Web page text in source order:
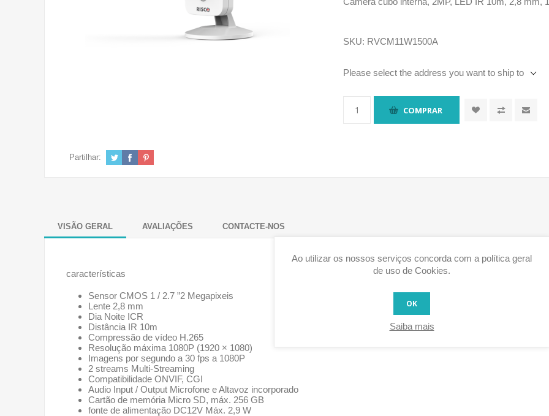
SKU: RVCM11W1500A
Please select the address you want to ship to
COMPRAR
Partilhar:
VISÃO GERAL AVALIAÇÕES CONTACTE-NOS
características
Sensor CMOS 1 / 2.7 ”2 Megapixeis
Lente 2,8 mm
Dia Noite ICR
Distância IR 10m
Compressão de vídeo H.265
Resolução máxima 1080P (1920 × 1080)
Imagens por segundo a 30 fps a 1080P
2 streams Multi-Streaming
Compatibilidade ONVIF, CGI
Audio Input / Output Microfone e Altavoz incorporado
Cartão de memória Micro SD, máx. 256 GB
fonte de alimentação DC12V Máx. 2,9 W
Ao utilizar os nossos serviços concorda com a política geral
de uso de Cookies.
OK
Saiba mais